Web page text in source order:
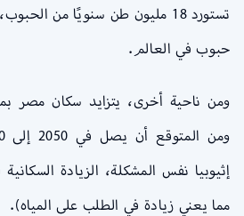
تستورد 18 مليون طن سنويًا من
حبوب في العالم.
مما يعني زيادة في الطلب على المياه).